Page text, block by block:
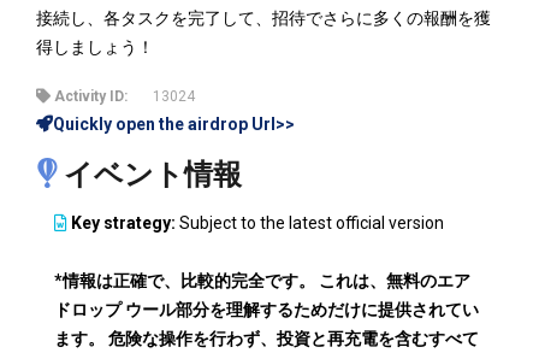
接続し、各タスクを完了して、招待でさらに多くの報酬を獲
得しましょう！
Activity ID: 13024
Quickly open the airdrop Url>>
イベント情報
Key strategy: Subject to the latest official version
*情報は正確で、比較的完全です。 これは、無料のエア
ドロップ ウール部分を理解するためだけに提供されてい
ます。 危険な操作を行わず、投資と再充電を含むすべて